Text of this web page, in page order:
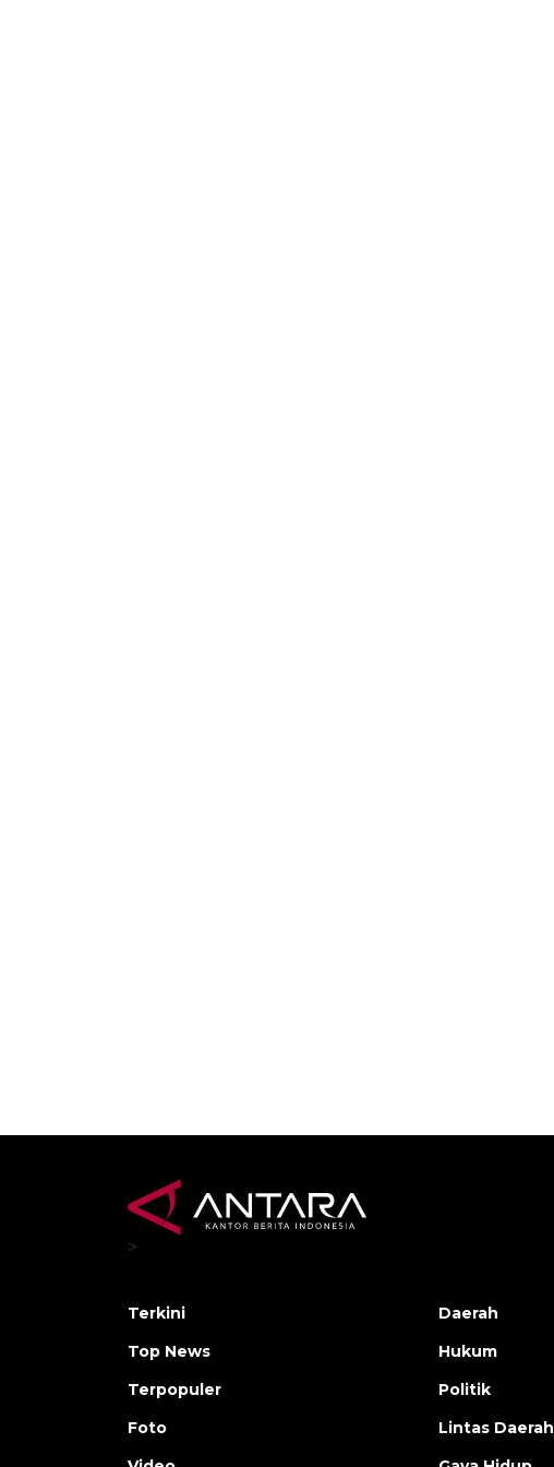
>
Terkini
Top News
Terpopuler
Foto
Daerah
Hukum
Politik
Lintas Daerah